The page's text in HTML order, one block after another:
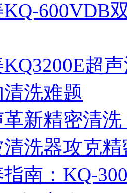
600VDB
超
洗难题
新精密清
洗器攻克
南：KQ-